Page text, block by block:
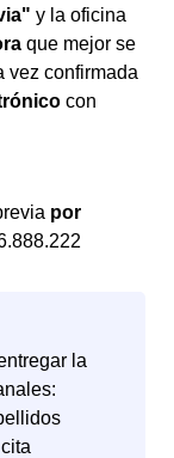
y la oficina
que mejor se
vez confirmada
con
por
la